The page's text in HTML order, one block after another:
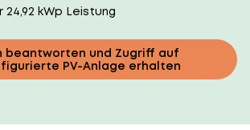
24,92 kWp Leistung
beantworten und Zugriff auf
PV-Anlage erhalten